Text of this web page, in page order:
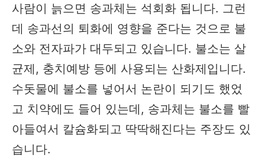
사람이 늙으면 송과체는 석회화 됩니다. 그런
데 송과선의 퇴화에 영향을 준다는 것으로 불
소와 전자파가 대두되고 있습니다. 불소는 살
균제, 충치예방 등에 사용되는 산화제입니다.
수돗물에 불소를 넣어서 논란이 되기도 했었
고 치약에도 들어 있는데, 송과체는 불소를 빨
아들여서 칼슘화되고 딱딱해진다는 주장도 있
습니다.